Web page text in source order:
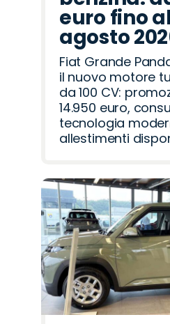
euro fino
agosto
Fiat Grande
il nuovo motore
da 100 CV:
14.950 euro,
tecnologia
allestimenti